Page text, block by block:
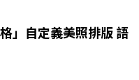
」自定義美照排版 語